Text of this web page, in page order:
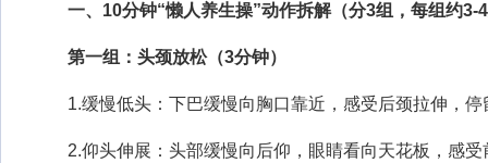
一、10分钟“懒人养生操”动作拆解（分3组，每组约3-
第一组：头颈放松（3分钟）
1.缓慢低头：下巴缓慢向胸口靠近，感受后颈拉伸，停
2.仰头伸展：头部缓慢向后仰，眼睛看向天花板，感受